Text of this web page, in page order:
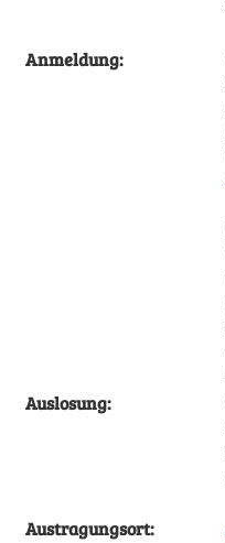
Anmeldung:
Auslosung:
Austragungsort: